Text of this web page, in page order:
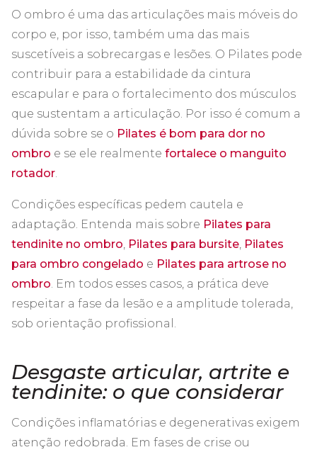
O ombro é uma das articulações mais móveis do
corpo e, por isso, também uma das mais
suscetíveis a sobrecargas e lesões. O Pilates pode
contribuir para a estabilidade da cintura
escapular e para o fortalecimento dos músculos
que sustentam a articulação. Por isso é comum a
dúvida sobre se o Pilates é bom para dor no
ombro e se ele realmente fortalece o manguito
rotador.
Condições específicas pedem cautela e
adaptação. Entenda mais sobre Pilates para
tendinite no ombro, Pilates para bursite, Pilates
para ombro congelado e Pilates para artrose no
ombro. Em todos esses casos, a prática deve
respeitar a fase da lesão e a amplitude tolerada,
sob orientação profissional.
Desgaste articular, artrite e
tendinite: o que considerar
Condições inflamatórias e degenerativas exigem
atenção redobrada. Em fases de crise ou